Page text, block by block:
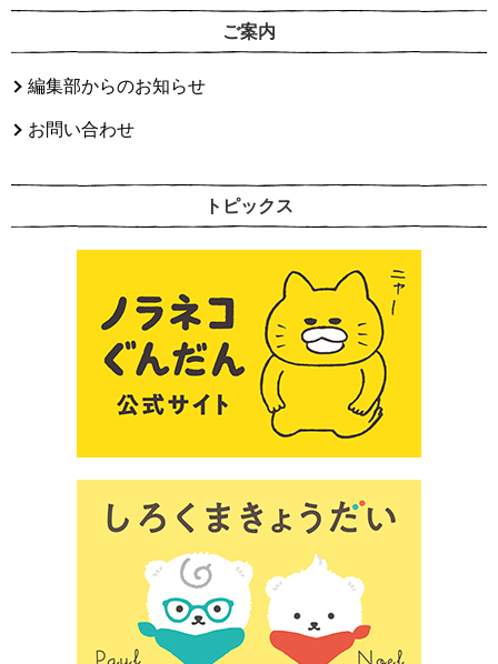
ご案内
編集部からのお知らせ
お問い合わせ
トピックス